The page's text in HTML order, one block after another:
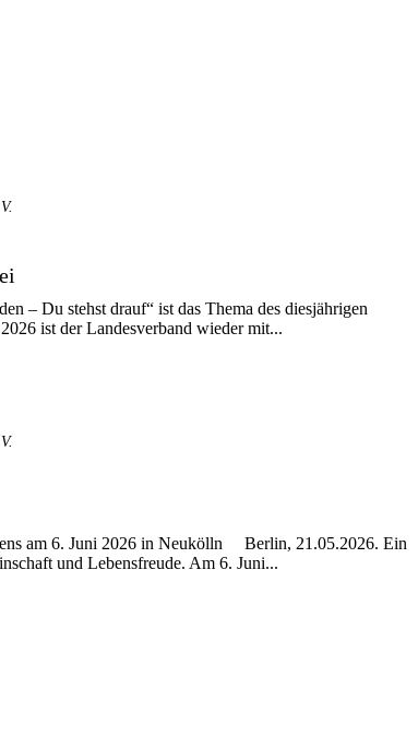
– Du stehst drauf“ ist das Thema des diesjährigen
ist der Landesverband wieder mit...
am 6. Juni 2026 in Neukölln Berlin, 21.05.2026. Ein
und Lebensfreude. Am 6. Juni...